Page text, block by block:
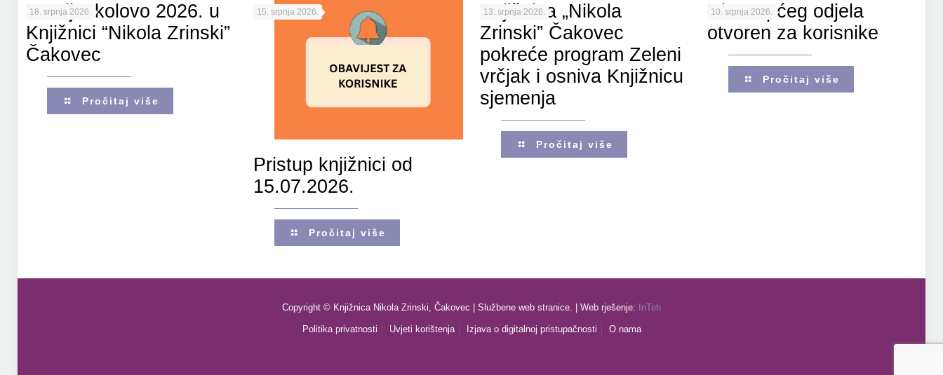
18. srpnja 2026.
Porcijunkolovo 2026. u
Knjižnici “Nikola Zrinski”
Čakovec
Pročitaj više
15. srpnja 2026.
Pristup knjižnici od
15.07.2026.
Pročitaj više
13. srpnja 2026.
Knjižnica „Nikola
Zrinski” Čakovec
pokreće program Zeleni
vrčjak i osniva Knjižnicu
sjemenja
Pročitaj više
10. srpnja 2026.
Ulaz Općeg odjela
otvoren za korisnike
Pročitaj više
Copyright © Knjižnica Nikola Zrinski, Čakovec | Službene web stranice. | Web rješenje: InTeh
Politika privatnosti Uvjeti korištenja Izjava o digitalnoj pristupačnosti O nama